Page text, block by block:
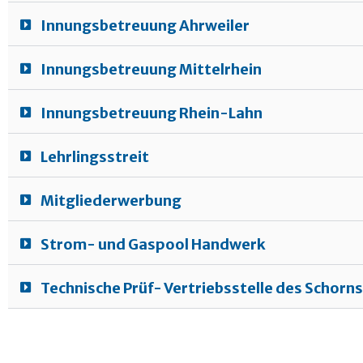
Innungsbetreuung Ahrweiler
Innungsbetreuung Mittelrhein
Innungsbetreuung Rhein-Lahn
Lehrlingsstreit
Mitgliederwerbung
Strom- und Gaspool Handwerk
Technische Prüf- Vertriebsstelle des